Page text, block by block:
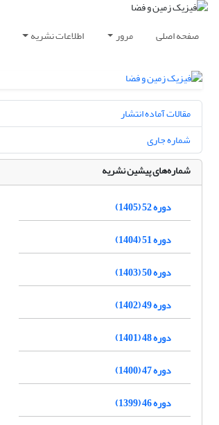
صفحه اصلی مرور اطلاعات نشریه
مقالات آماده انتشار
شماره جاری
شماره‌های پیشین نشریه
دوره 52 (1405)
دوره 51 (1404)
دوره 50 (1403)
دوره 49 (1402)
دوره 48 (1401)
دوره 47 (1400)
دوره 46 (1399)